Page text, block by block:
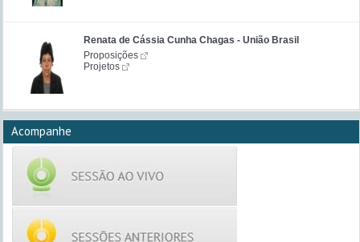
Renata de Cássia Cunha Chagas - União Brasil
Proposições
Projetos
Acompanhe